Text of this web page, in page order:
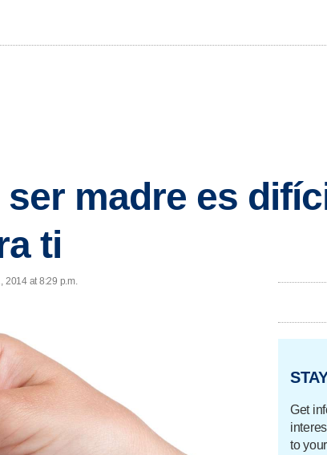
madre es
ti
2014 at 8:29 p.m.
Get
to